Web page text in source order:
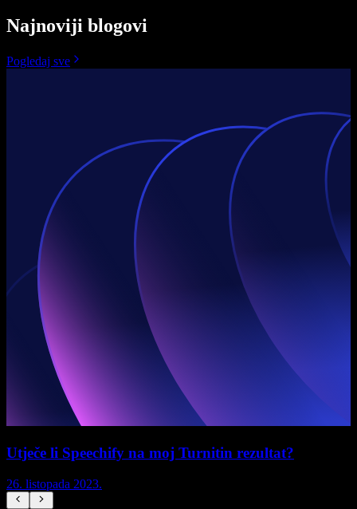
Najnoviji blogovi
Pogledaj sve
Utječe li Speechify na moj Turnitin rezultat?
26. listopada 2023.